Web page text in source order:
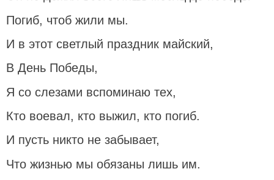
Погиб, чтоб жили мы.
И в этот светлый праздник майский,
В День Победы,
Я со слезами вспоминаю тех,
Кто воевал, кто выжил, кто погиб.
И пусть никто не забывает,
Что жизнью мы обязаны лишь им.